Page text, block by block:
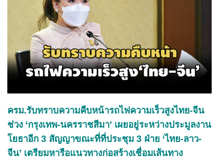
ครม.รับทราบความคืบหน้ารถไฟความเร็วสูงไทย-จีน
ช่วง ‘กรุงเทพ-นครราชสีมา’ เผยอยู่ระหว่างประมูลงาน
โยธาอีก 3 สัญญาขณะที่ที่ประชุม 3 ฝ่าย ‘ไทย-ลาว-
จีน’ เตรียมหารือแนวทางก่อสร้างเชื่อมเส้นทาง